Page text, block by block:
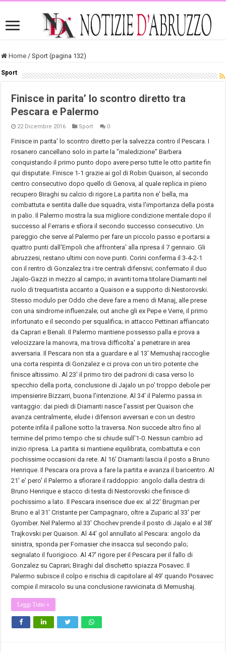
Home / Sport (pagina 132)
Sport
Finisce in parita’ lo scontro diretto tra
Pescara e Palermo
22 Dicembre 2016 Sport 0
Finisce in parita' lo scontro diretto per la salvezza contro ilPescara . I
rosanero cancellano solo in parte la "maledizione" Barbera
conquistando il primo punto dopo avere perso tutte le otto partite fin
qui disputate. Finisce 1-1 grazie ai gol di Robin Quaison, al secondo
centro consecutivo dopo quello di Genova, al quale replica in pieno
recupero Biraghi su calcio di rigore La partita non e' bella, ma
combattuta e sentita dalle due squadra, vista l'importanza della posta
in palio. Il Palermo mostra la sua migliore condizione mentale dopo il
successo al Ferraris e sfiora il secondo successo consecutivo. Un
pareggio che serve al Palermo per fare un piccolo passo e portarsi a
quattro punti dall'Empoli che affrontera' alla ripresa il 7 gennaio. Gli
abruzzesi, restano ultimi con nove punti. Corini conferma il 3-4-2-1
con il rentro di Gonzalez tra i tre centrali difensivi; confermato il duo
Jajalo-Gazzi in mezzo al campo; in avanti torna titolare Diamanti nel
ruolo di trequartista accanto a Quaison e a supporto di Nestorovski.
Stesso modulo per Oddo che deve fare a meno di Manaj, alle prese
con una sindrome influenzale; out anche gli ex Pepe e Verre, il primo
infortunato e il secondo per squalifica; in attacco Pettinari affiancato
da Caprari e Benali. Il Palermo mantiene possesso palla e prova a
velocizzare la manovra, ma trova difficolta' a penetrare in area
avversaria. IlPescara non sta a guardare e al 13' Memushaj raccoglie
una corta respinta di Gonzalez e ci prova con un tiro potente che
finisce altissimo. Al 23' il primo tiro dei padroni di casa verso lo
specchio della porta, conclusione di Jajalo un po' troppo debole per
impensierire Bizzarri, buona l'intenzione. Al 34' il Palermo passa in
vantaggio: dai piedi di Diamanti nasce l'assist per Quaison che
avanza centralmente, elude i difensori avversari e con un destro
potente infila il pallone sotto la traversa. Non succede altro fino al
termine del primo tempo che si chiude sull'1-0. Nessun cambio ad
inizio ripresa. La partita si mantiene equilibrata, combattuta e con
pochissime occasioni da rete. Al 16' Diamanti lascia il posto a Bruno
Henrique. IlPescara ora prova a fare la partita e avanza il baricentro. Al
21' e' pero' il Palermo a sfiorare il raddoppio: angolo dalla destra di
Bruno Henrique e stacco di testa di Nestorovski che finisce di
pochissimo a lato. IlPescara inserisce due ex: al 22' Brugman per
Bruno e al 31' Cristante per Campagnaro, oltre a Zuparic al 33' per
Gyomber. Nel Palermo al 33' Chochev prende il posto di Jajalo e al 38'
Trajkovski per Quaison. Al 44' gol annullato alPescara: angolo da
sinistra, sponda per Fornasier che insacca sul secondo palo;
segnalato il fuorigioco. Al 47' rigore per ilPescara per il fallo di
Gonzalez su Caprari; Biraghi dal dischetto spiazza Posavec. Il
Palermo subisce il colpo e rischia di capitolare al 49' quando Posavec
compie il miracolo su una conclusione ravvicinata di Memushaj.
Leggi Tutto »